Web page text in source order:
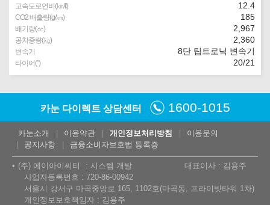
고속도로연비(㎞/ℓ) 12.4
CO2 배출량(g/㎞) 185
배기량(㏄) 2,967
공차중량(㎏) 2,360
변속기 8단 팁트로닉 변속기
타이어(″) 20/21
카눈 다이렉트 상담센터 1600-1015
카눈소개 이용약관 개인정보처리방침
이용문의
공지사항
금융소비자보호법 등록증
(주) 에이아이씨티 시스템 개발
대표이사 : 김용주
사업자등록번호 : 720-86-00942
서울시 강서구 마곡중앙로 165, 1102호(마곡동, 프라이빗타워 1차)
개인정보보호책임자 : 김용주